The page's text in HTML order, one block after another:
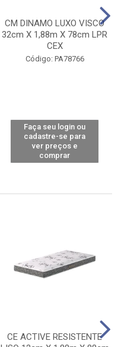
CM DINAMO LUXO VISCO
32cm X 1,88m X 78cm LPR
CEX
Código: PA78766
Faça seu login ou
cadastre-se para
ver preços e
comprar
CE ACTIVE RESISTENTE